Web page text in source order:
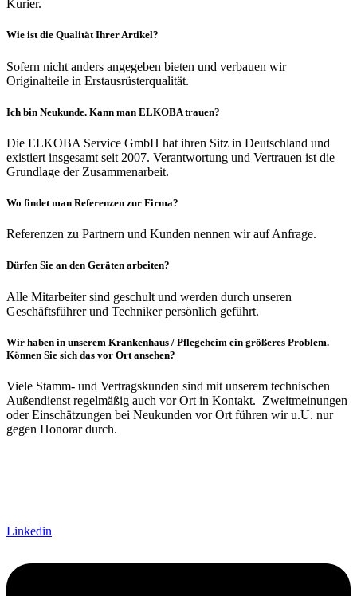
Kurier.
Wie ist die Qualität Ihrer Artikel?
Sofern nicht anders angegeben bieten und verbauen wir
Originalteile in Erstausrüsterqualität.
Ich bin Neukunde. Kann man ELKOBA trauen?
Die ELKOBA Service GmbH hat ihren Sitz in Deutschland und
existiert insgesamt seit 2007. Verantwortung und Vertrauen ist die
Grundlage der Zusammenarbeit.
Wo findet man Referenzen zur Firma?
Referenzen zu Partnern und Kunden nennen wir auf Anfrage.
Dürfen Sie an den Geräten arbeiten?
Alle Mitarbeiter sind geschult und werden durch unseren
Geschäftsführer und Techniker persönlich geführt.
Wir haben in unserem Krankenhaus / Pflegeheim ein größeres Problem.
Können Sie sich das vor Ort ansehen?
Viele Stamm- und Vertragskunden sind mit unserem technischen
Außendienst regelmäßig auch vor Ort in Kontakt. Zweitmeinungen
oder Einschätzungen bei Neukunden vor Ort führen wir u.U. nur
gegen Honorar durch.
Linkedin